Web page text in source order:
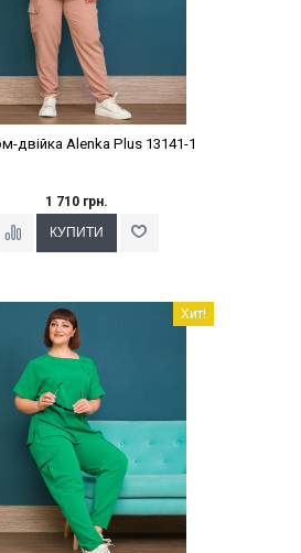
двійка Alenka Plus 13141-1
1 710 грн.
Наклейки Варіант з % Хит!